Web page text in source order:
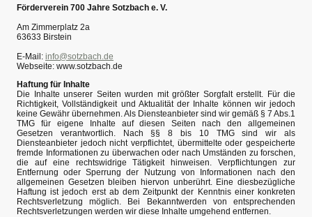
Förderverein 700 Jahre Sotzbach e. V.
Am Zimmerplatz 2a
63633 Birstein
E-Mail: info@sotzbach.de
Webseite: www.sotzbach.de
Haftung für Inhalte
Die Inhalte unserer Seiten wurden mit größter Sorgfalt erstellt. Für die
Richtigkeit, Vollständigkeit und Aktualität der Inhalte können wir jedoch
keine Gewähr übernehmen. Als Diensteanbieter sind wir gemäß § 7 Abs.1
TMG für eigene Inhalte auf diesen Seiten nach den allgemeinen
Gesetzen verantwortlich. Nach §§ 8 bis 10 TMG sind wir als
Diensteanbieter jedoch nicht verpflichtet, übermittelte oder gespeicherte
fremde Informationen zu überwachen oder nach Umständen zu forschen,
die auf eine rechtswidrige Tätigkeit hinweisen. Verpflichtungen zur
Entfernung oder Sperrung der Nutzung von Informationen nach den
allgemeinen Gesetzen bleiben hiervon unberührt. Eine diesbezügliche
Haftung ist jedoch erst ab dem Zeitpunkt der Kenntnis einer konkreten
Rechtsverletzung möglich. Bei Bekanntwerden von entsprechenden
Rechtsverletzungen werden wir diese Inhalte umgehend entfernen.